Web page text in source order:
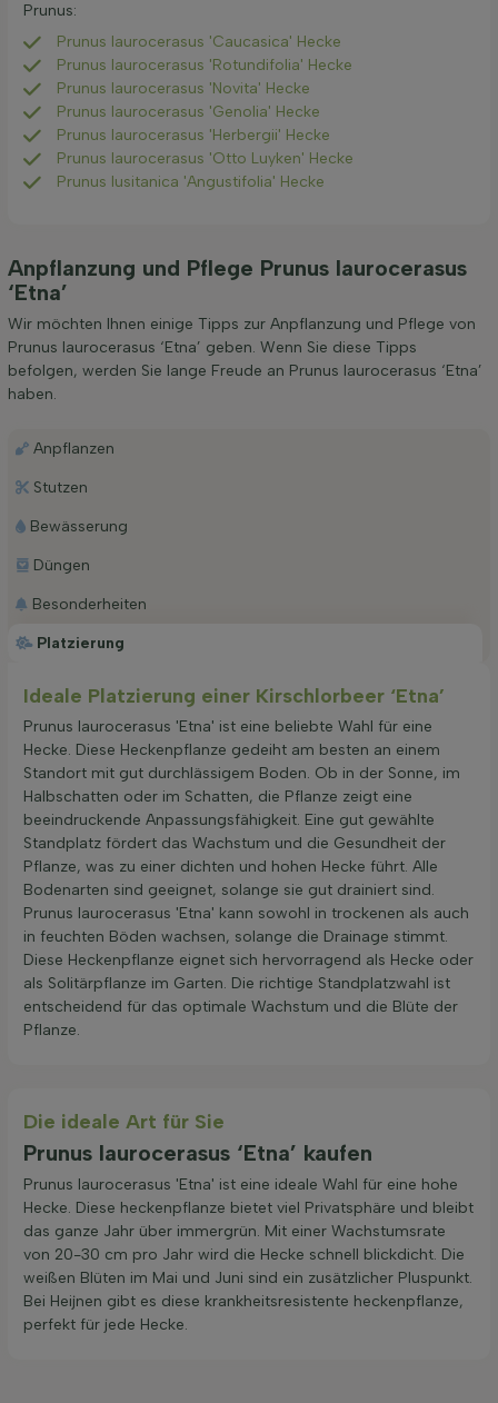
Prunus:
Prunus laurocerasus 'Caucasica' Hecke
Prunus laurocerasus 'Rotundifolia' Hecke
Prunus laurocerasus 'Novita' Hecke
Prunus laurocerasus 'Genolia' Hecke
Prunus laurocerasus 'Herbergii' Hecke
Prunus laurocerasus 'Otto Luyken' Hecke
Prunus lusitanica 'Angustifolia' Hecke
Anpflanzung und Pflege Prunus laurocerasus
‘Etna’
Wir möchten Ihnen einige Tipps zur Anpflanzung und Pflege von
Prunus laurocerasus ‘Etna’ geben. Wenn Sie diese Tipps
befolgen, werden Sie lange Freude an Prunus laurocerasus ‘Etna’
haben.
Platzierung
Anpflanzen
Stutzen
Bewässerung
Düngen
Besonderheiten
Ideale Platzierung einer Kirschlorbeer ‘Etna’
Prunus laurocerasus 'Etna' ist eine beliebte Wahl für eine
Hecke. Diese Heckenpflanze gedeiht am besten an einem
Standort mit gut durchlässigem Boden. Ob in der Sonne, im
Halbschatten oder im Schatten, die Pflanze zeigt eine
beeindruckende Anpassungsfähigkeit. Eine gut gewählte
Standplatz fördert das Wachstum und die Gesundheit der
Pflanze, was zu einer dichten und hohen Hecke führt. Alle
Bodenarten sind geeignet, solange sie gut drainiert sind.
Prunus laurocerasus 'Etna' kann sowohl in trockenen als auch
in feuchten Böden wachsen, solange die Drainage stimmt.
Diese Heckenpflanze eignet sich hervorragend als Hecke oder
als Solitärpflanze im Garten. Die richtige Standplatzwahl ist
entscheidend für das optimale Wachstum und die Blüte der
Pflanze.
Die ideale Art für Sie
Prunus laurocerasus ‘Etna’ kaufen
Prunus laurocerasus 'Etna' ist eine ideale Wahl für eine hohe
Hecke. Diese heckenpflanze bietet viel Privatsphäre und bleibt
das ganze Jahr über immergrün. Mit einer Wachstumsrate
von 20-30 cm pro Jahr wird die Hecke schnell blickdicht. Die
weißen Blüten im Mai und Juni sind ein zusätzlicher Pluspunkt.
Bei Heijnen gibt es diese krankheitsresistente heckenpflanze,
perfekt für jede Hecke.